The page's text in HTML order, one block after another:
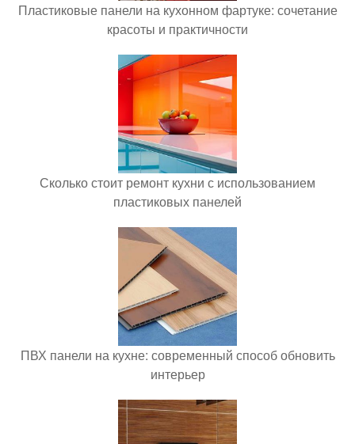
Пластиковые панели на кухонном фартуке: сочетание
красоты и практичности
Сколько стоит ремонт кухни с использованием
пластиковых панелей
ПВХ панели на кухне: современный способ обновить
интерьер